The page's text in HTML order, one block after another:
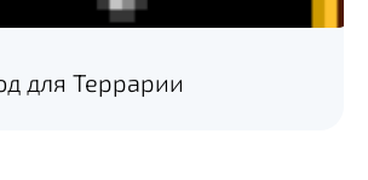
для Террарии